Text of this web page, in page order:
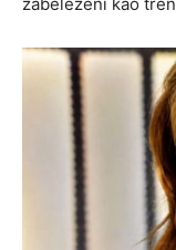
zabeleženi kao